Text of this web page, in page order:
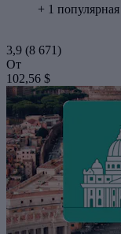
+ 1
3,9 (8 671)
От
102,56 $